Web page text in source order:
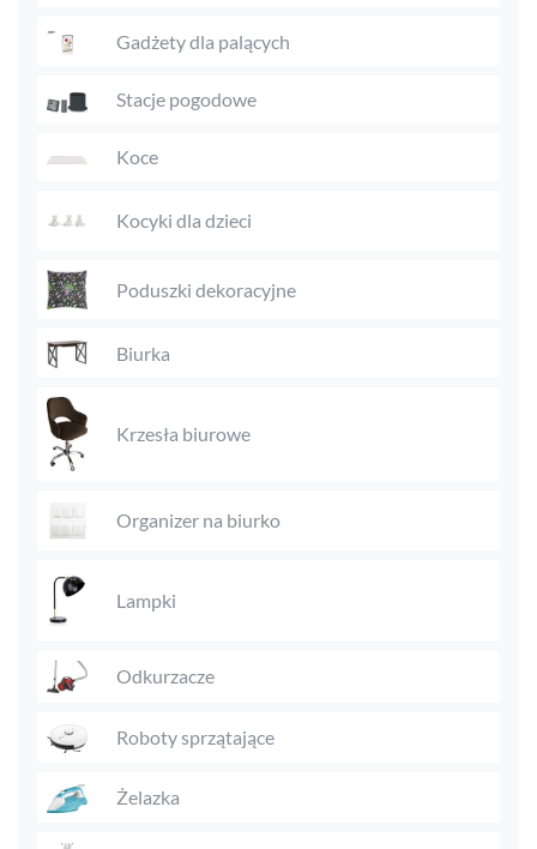
Gadżety dla palących
Stacje pogodowe
Koce
Kocyki dla dzieci
Poduszki dekoracyjne
Biurka
Krzesła biurowe
Organizer na biurko
Lampki
Odkurzacze
Roboty sprzątające
Żelazka